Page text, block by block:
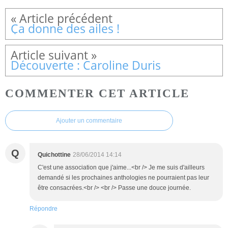
Ça donne des ailes !
Découverte : Caroline Duris
COMMENTER CET ARTICLE
Ajouter un commentaire
Q Quichottine 28/06/2014 14:14
C'est une association que j'aime...<br /> Je me suis d'ailleurs
demandé si les prochaines anthologies ne pourraient pas leur
être consacrées.<br /> <br /> Passe une douce journée.
Répondre